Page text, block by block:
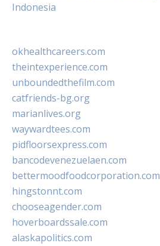
Indonesia
okhealthcareers.com
theintexperience.com
unboundedthefilm.com
catfriends-bg.org
marianlives.org
waywardtees.com
pidfloorsexpress.com
bancodevenezuelaen.com
bettermoodfoodcorporation.com
hingstonnt.com
chooseagender.com
hoverboardssale.com
alaskapolitics.com